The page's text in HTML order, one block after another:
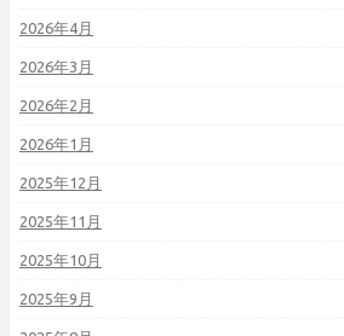
2026年4月
2026年3月
2026年2月
2026年1月
2025年12月
2025年11月
2025年10月
2025年9月